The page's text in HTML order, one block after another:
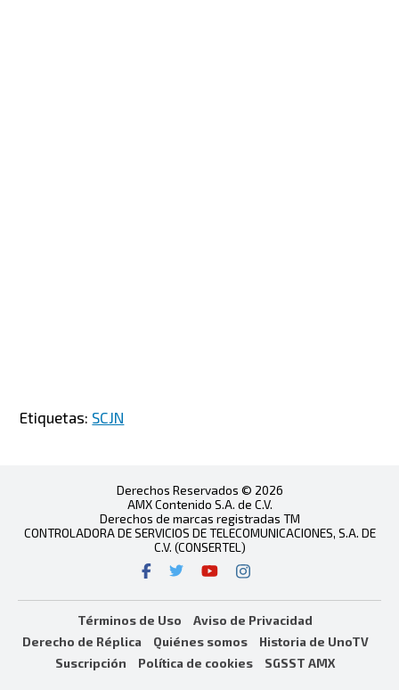
Etiquetas: SCJN
Derechos Reservados © 2026
AMX Contenido S.A. de C.V.
Derechos de marcas registradas TM
CONTROLADORA DE SERVICIOS DE TELECOMUNICACIONES, S.A. DE
C.V. (CONSERTEL)
Términos de Uso
Aviso de Privacidad
Derecho de Réplica
Quiénes somos
Historia de UnoTV
Suscripción
Política de cookies SGSST AMX